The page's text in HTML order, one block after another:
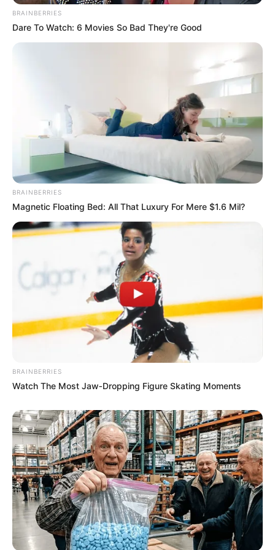
+3
Muzyka na płycie
2. King Arthur: Legend Of The Sword (2:52)
3. Growing Up Londinium (2:42)
4. Jackseye’s Tale (3:31)
5. The Story Of Mordred (2:00)
6. Vortigen And The Syrens (2:18)
7. The Legend Of Excalibur (2:43)
8. Seasoned Oak (2:19)
9. The Vikings & The Barons (2:59)
10. The Politics & The Life (featuring Gareth Williams) (3:22)
11. Tower & Power (3:53)
13. Assassins Breathe (4:23)
14. Run Londinium (5:45)
15. Fireball (2:03)
16. Journey To The Caves (1:57)
17. The Wolf & The Hanged Men (2:29)
18. Camelot In Flames (2:25)
19. The Lady In The Lake (3:07)
21. Revelation (3:05)
22. King Arthur: Destiny Of The Sword (2:43)
24. Knights Of The Round Table (3:30)
25. King Arthur: The Coronation (1:45)
26. The Devil & The Huntsman (featuring Sam Lee) (4:18)
Czas trwania płyty: 76:10
Spis bonusowych utworów (do pobrania w wersji cyfrowej)
The Ballad Of Londinium (2:49)
Riot & Flames (1:59)
BRAINBERRIES
Dare To Watch: 6 Movies So Bad They're Good
BRAINBERRIES
Magnetic Floating Bed: All That Luxury For Mere $1.6 Mil?
BRAINBERRIES
Watch The Most Jaw‑Dropping Figure Skating Moments